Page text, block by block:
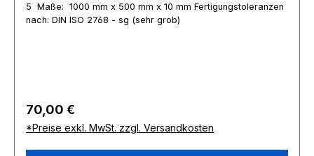
5 Maße: 1000 mm x 500 mm x 10 mm Fertigungstoleranzen
nach: DIN ISO 2768 - sg (sehr grob)
Regulärer Preis:
70,00 €
*Preise exkl. MwSt. zzgl. Versandkosten